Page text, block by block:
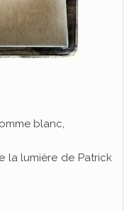
blanc,
la lumière de Patrick